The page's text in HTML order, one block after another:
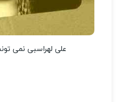
علی لهراسبی نمی